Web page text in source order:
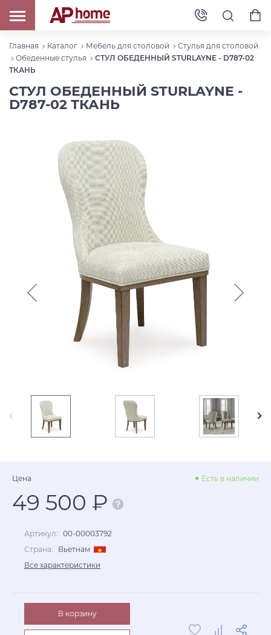
Главная Каталог Мебель для столовой
Стулья для столовой
Обеденные стулья
СТУЛ ОБЕДЕННЫЙ STURLAYNE - D787-02
ТКАНЬ
СТУЛ ОБЕДЕННЫЙ STURLAYNE -
D787-02 ТКАНЬ
Цена Есть в наличии
49 500 ₽
Артикул: 00-00003792
Страна:
Вьетнам
Все характеристики
В корзину